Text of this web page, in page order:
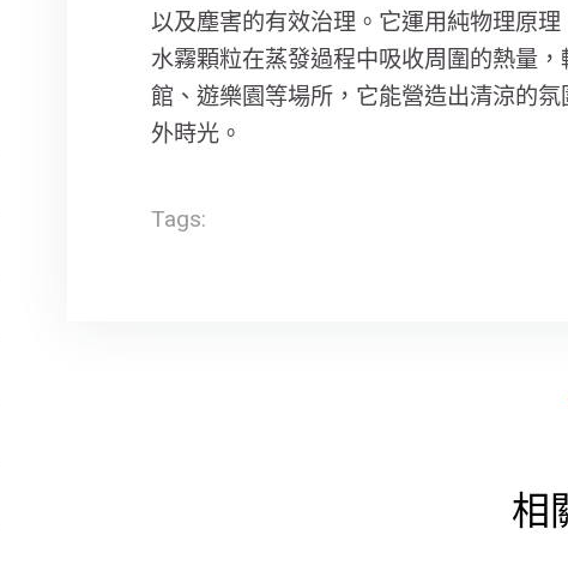
以及塵害的有效治理。它運用純物理原
水霧顆粒在蒸發過程中吸收周圍的熱量
館、遊樂園等場所，它能營造出清涼的
外時光。
Tags:
相